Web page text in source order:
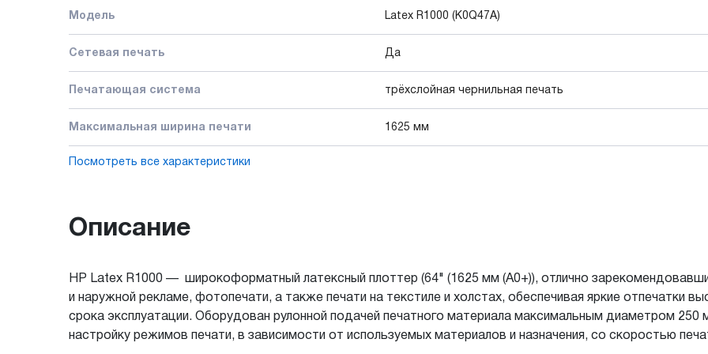
Модель Latex R1000 (K0Q47A)
Сетевая печать Да
Печатающая система трёхслойная чернильная печать
Максимальная ширина печати 1625 мм
Посмотреть все характеристики
Описание
HP Latex R1000 — широкоформатный латексный плоттер (64" (1625 мм (A0+)), отлично
и наружной рекламе, фотопечати, а также печати на текстиле и холстах, обеспечивая яркие отпечатки
срока эксплуатации. Оборудован рулонной подачей печатного материала максимальным диаметром
настройку режимов печати, в зависимости от используемых материалов и назначения, со скоростью